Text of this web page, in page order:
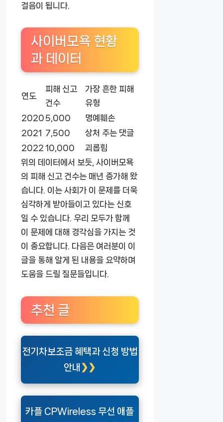
걸음이 됩니다.
사이버모욕 현황
과 데이터
연도
피해 신고
건수
가장 흔한 피해
유형
2020 5,000
명예훼손
2021 7,500
상처 주는 댓글
2022 10,000
괴롭힘
위의 데이터에서 보듯, 사이버모욕
의 피해 신고 건수는 매년 증가해 왔
습니다. 이는 사회가 이 문제를 더욱
심각하게 받아들이고 있다는 신호
일 수 있습니다. 우리 모두가 함께
이 문제에 대해 경각심을 가지는 것
이 중요합니다. 다음은 여러분이 이
글을 통해 알게 된 내용을 요약하며
도움을 드릴 질문들입니다.
추천 글
전기차보조금 혜택과 신청 방법
안내
카플 CPWireless 무선 애플